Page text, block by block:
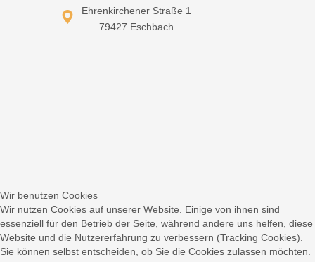
Ehrenkirchener Straße 1
79427 Eschbach
Wir benutzen Cookies
Wir nutzen Cookies auf unserer Website. Einige von ihnen sind
essenziell für den Betrieb der Seite, während andere uns helfen, diese
Website und die Nutzererfahrung zu verbessern (Tracking Cookies).
Sie können selbst entscheiden, ob Sie die Cookies zulassen möchten.